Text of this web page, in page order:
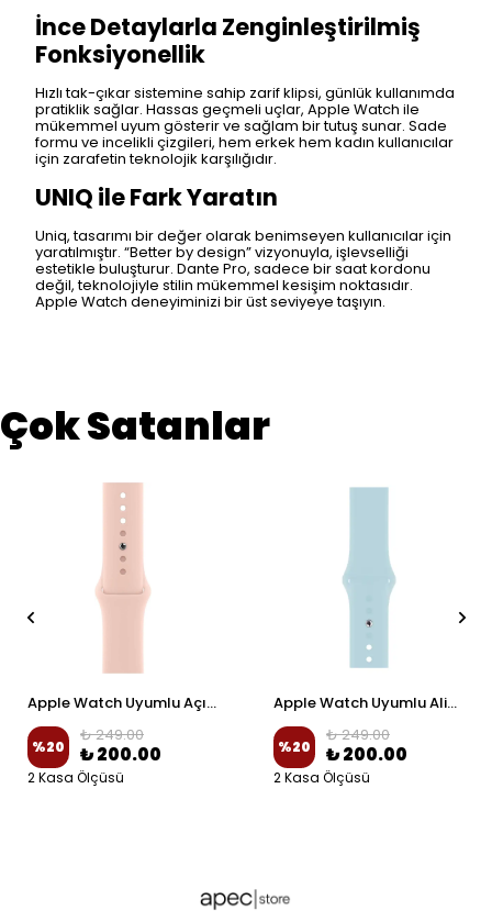
İnce Detaylarla Zenginleştirilmiş
Fonksiyonellik
Hızlı tak-çıkar sistemine sahip zarif klipsi, günlük kullanımda
pratiklik sağlar. Hassas geçmeli uçlar, Apple Watch ile
mükemmel uyum gösterir ve sağlam bir tutuş sunar. Sade
formu ve incelikli çizgileri, hem erkek hem kadın kullanıcılar
için zarafetin teknolojik karşılığıdır.
UNIQ ile Fark Yaratın
Uniq, tasarımı bir değer olarak benimseyen kullanıcılar için
yaratılmıştır. “Better by design” vizyonuyla, işlevselliği
estetikle buluşturur. Dante Pro, sadece bir saat kordonu
değil, teknolojiyle stilin mükemmel kesişim noktasıdır.
Apple Watch deneyiminizi bir üst seviyeye taşıyın.
Çok Satanlar
Apple Watch Uyumlu Açık Pembe Spor Silikon Kordon
%20
₺ 249.00
₺ 200.00
2 Kasa Ölçüsü
Apple Watch Uyumlu Alice Mavi Spor Silikon Kordon
%20
₺ 249.00
₺ 200.00
2 Kasa Ölçüsü